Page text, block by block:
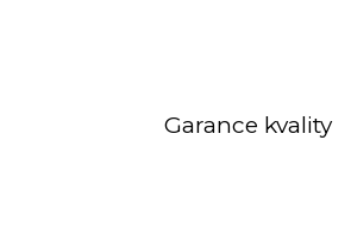
Garance kvality